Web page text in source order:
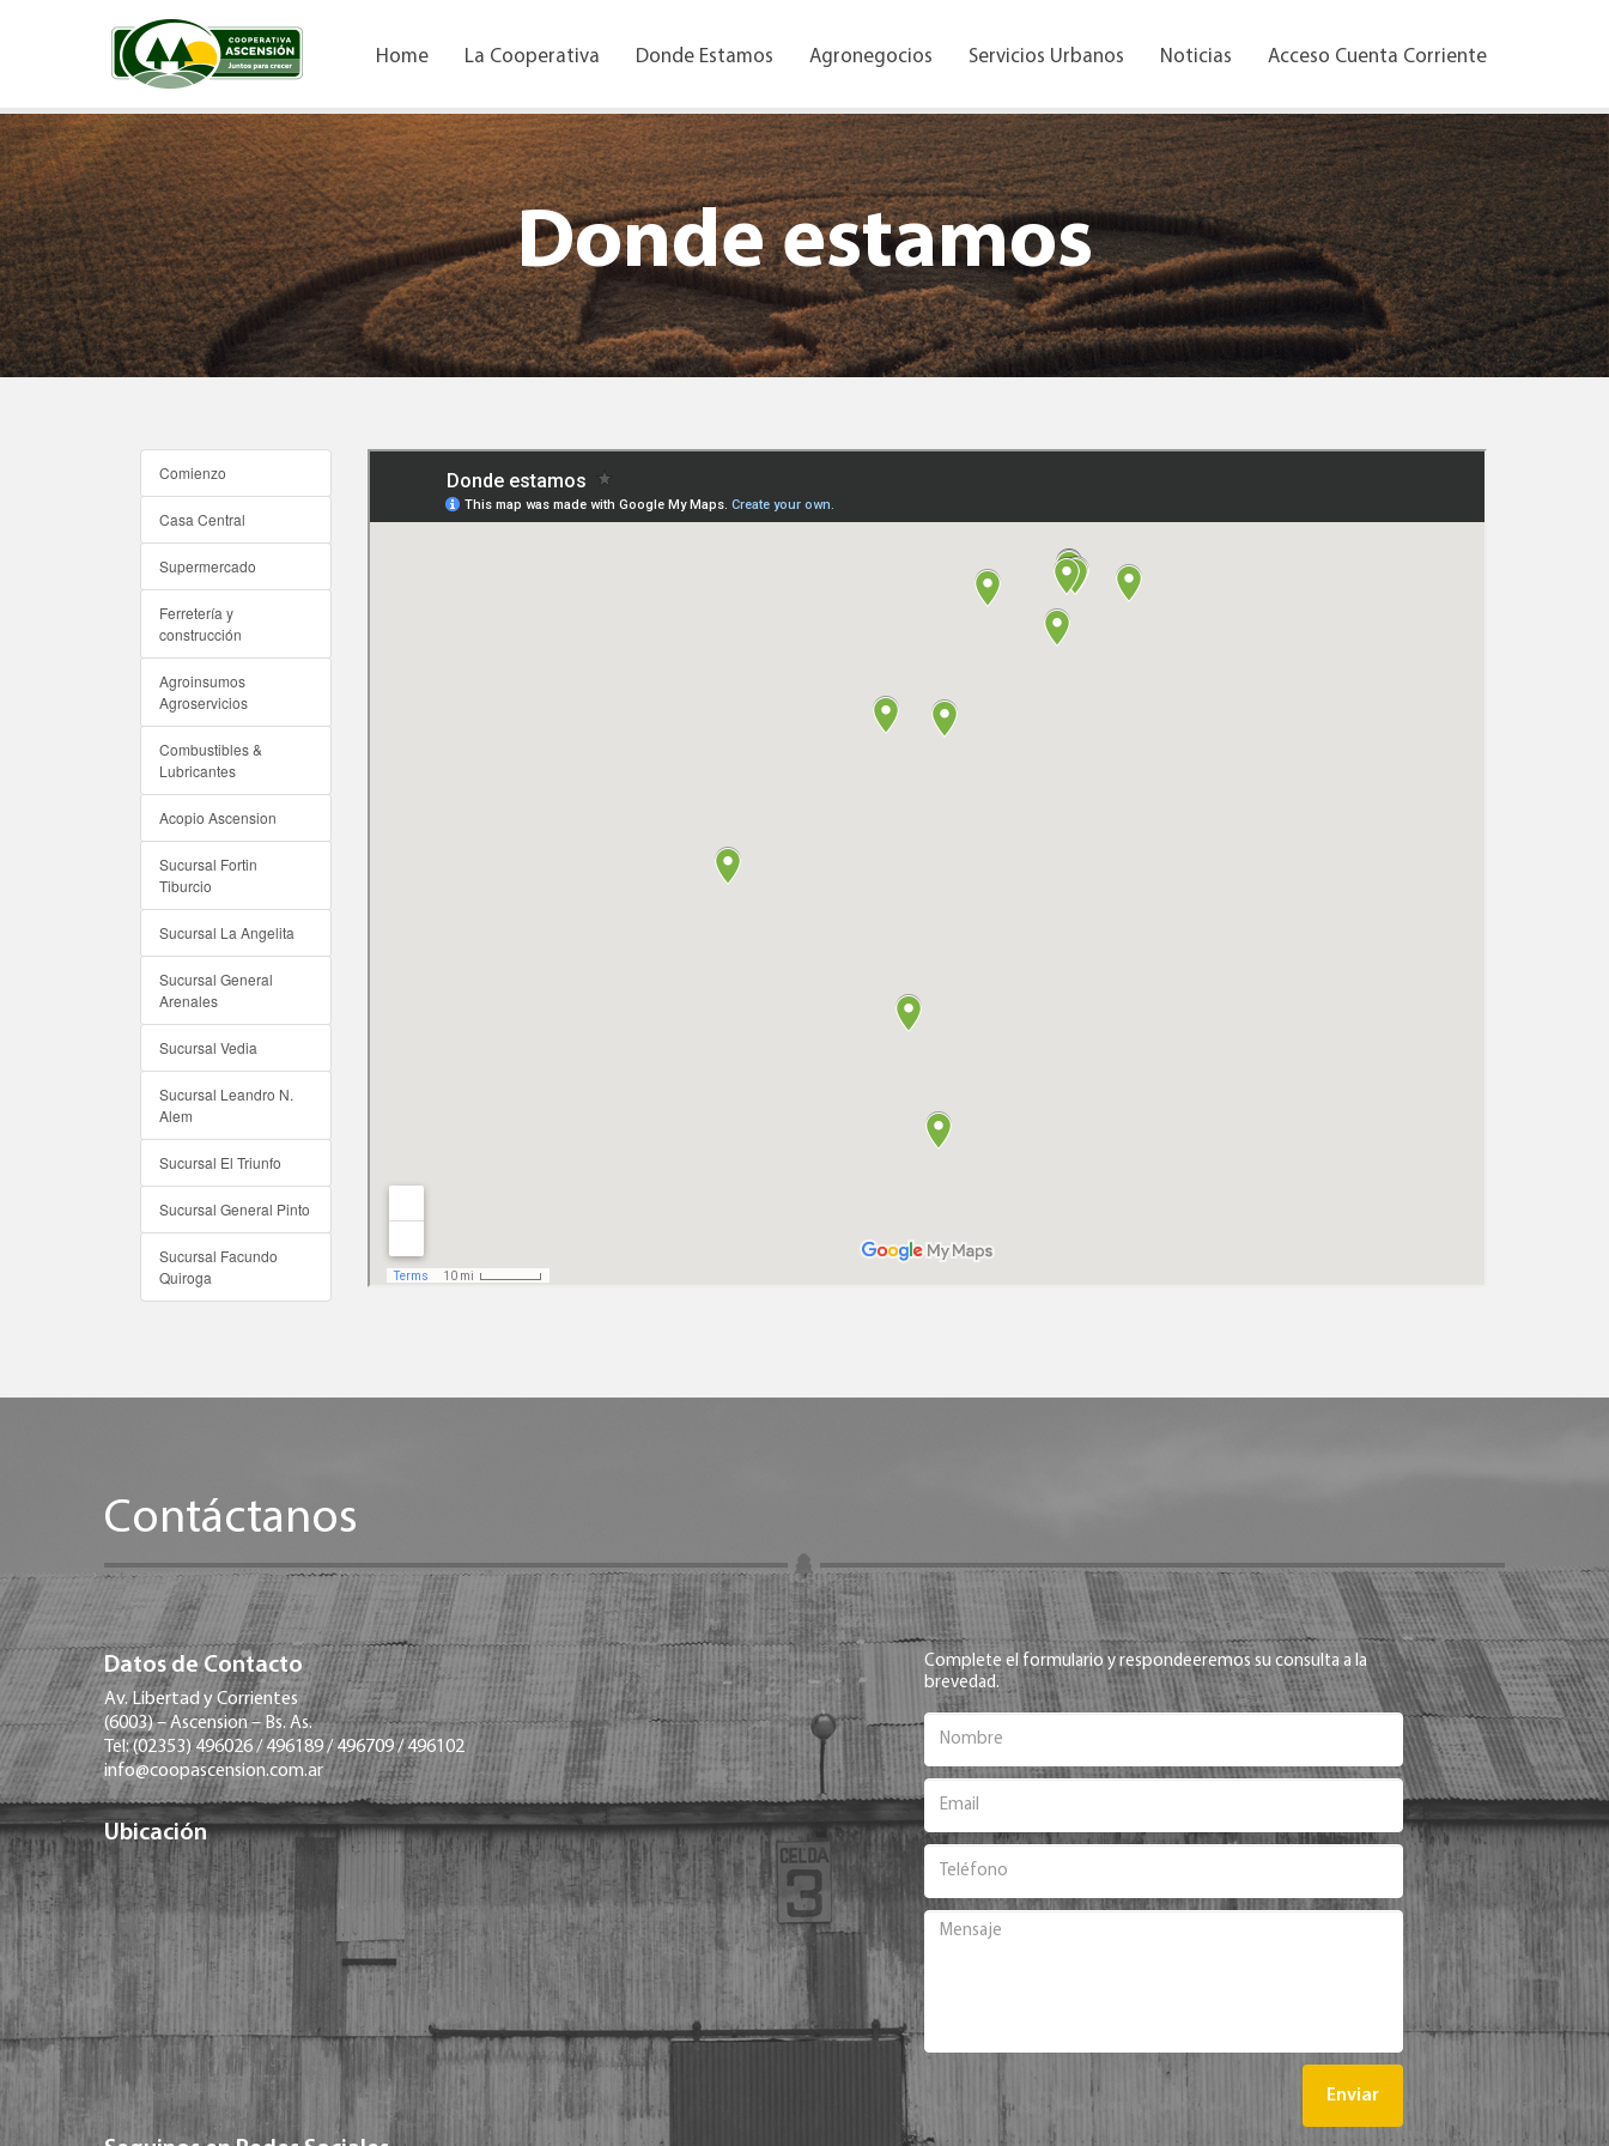
Home La Cooperativa Donde Estamos Agronegocios Servicios Urbanos Noticias Acceso Cuenta Corriente
Donde estamos
Comienzo
Casa Central
Supermercado
Ferretería y
construcción
Agroinsumos
Agroservicios
Combustibles &
Lubricantes
Acopio Ascension
Sucursal Fortin
Tiburcio
Sucursal La Angelita
Sucursal General
Arenales
Sucursal Vedia
Sucursal Leandro N.
Alem
Sucursal El Triunfo
Sucursal General Pinto
Sucursal Facundo
Quiroga
Contáctanos
Datos de Contacto
Av. Libertad y Corrientes
(6003) – Ascension – Bs. As.
Tel: (02353) 496026 / 496189 / 496709 / 496102
info@coopascension.com.ar
Ubicación
Complete el formulario y respondeeremos su consulta a la
brevedad.
Enviar